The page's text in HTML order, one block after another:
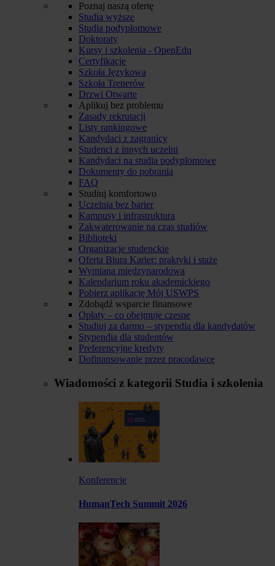
Poznaj naszą ofertę
Studia wyższe
Studia podyplomowe
Doktoraty
Kursy i szkolenia - OpenEdu
Certyfikacje
Szkoła Językowa
Szkoła Trenerów
Drzwi Otwarte
Aplikuj bez problemu
Zasady rekrutacji
Listy rankingowe
Kandydaci z zagranicy
Studenci z innych uczelni
Kandydaci na studia podyplomowe
Dokumenty do pobrania
FAQ
Studiuj komfortowo
Uczelnia bez barier
Kampusy i infrastruktura
Zakwaterowanie na czas studiów
Biblioteki
Organizacje studenckie
Oferta Biura Karier: praktyki i staże
Wymiana międzynarodowa
Kalendarium roku akademickiego
Pobierz aplikację Mój USWPS
Zdobądź wsparcie finansowe
Opłaty – co obejmuje czesne
Studiuj za darmo – stypendia dla kandydatów
Stypendia dla studentów
Preferencyjne kredyty
Dofinansowanie przez pracodawcę
Wiadomości z kategorii Studia i szkolenia
Konferencje
HumanTech Summit 2026